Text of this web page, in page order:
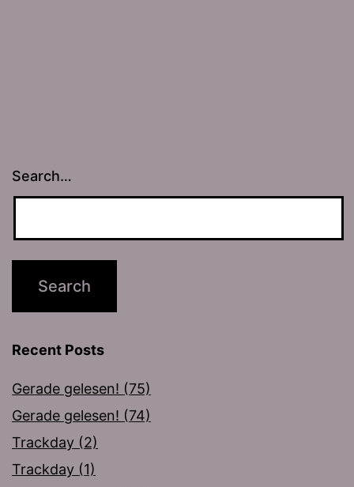
Search…
Recent Posts
Gerade gelesen! (75)
Gerade gelesen! (74)
Trackday (2)
Trackday (1)